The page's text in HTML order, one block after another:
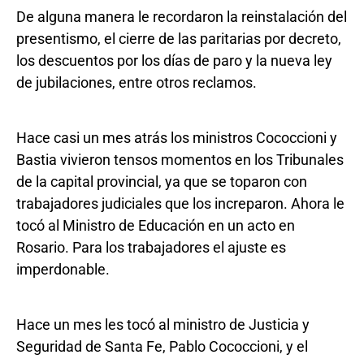
De alguna manera le recordaron la reinstalación del
presentismo, el cierre de las paritarias por decreto,
los descuentos por los días de paro y la nueva ley
de jubilaciones, entre otros reclamos.
Hace casi un mes atrás los ministros Cococcioni y
Bastia vivieron tensos momentos en los Tribunales
de la capital provincial, ya que se toparon con
trabajadores judiciales que los increparon. Ahora le
tocó al Ministro de Educación en un acto en
Rosario. Para los trabajadores el ajuste es
imperdonable.
Hace un mes les tocó al ministro de Justicia y
Seguridad de Santa Fe, Pablo Cococcioni, y el